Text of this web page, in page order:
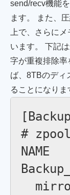
send/recv機能
ます。 また、
上で、さらに
います。 下記
字が重複排除
ば、8TBのディ
ることになりま
#
NAME